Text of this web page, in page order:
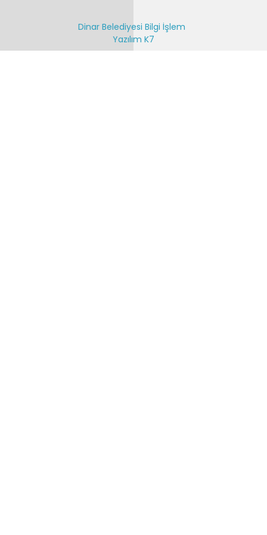
Dinar Belediyesi Bilgi İşlem
Yazılım K7